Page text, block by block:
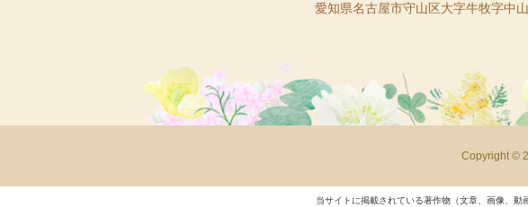
愛知県名古屋市守山区大字牛牧字中
Copyright ©
当サイトに掲載されている著作物（文章、画像、動